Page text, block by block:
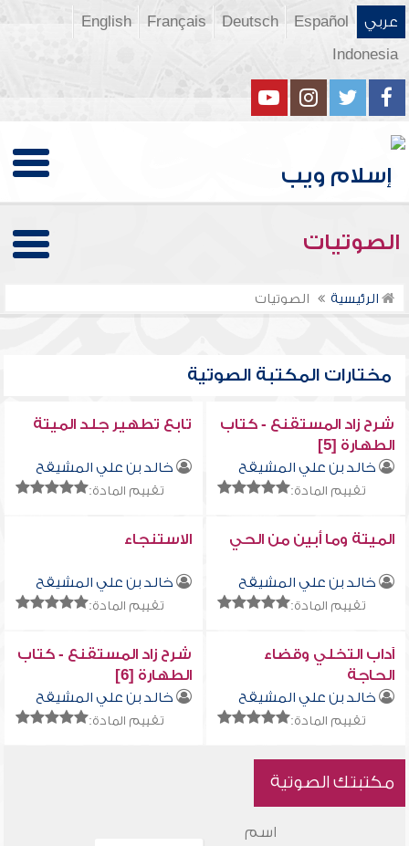
عربي Español
Deutsch
Français
English
Indonesia
الصوتيات
الرئيسية الصوتيات
مختارات المكتبة الصوتية
شرح زاد المستقنع - كتاب
الطهارة [5]
خالد بن علي المشيقح
تقييم المادة:
تابع تطهير جلد الميتة
خالد بن علي المشيقح
تقييم المادة:
الميتة وما أبين من الحي
خالد بن علي المشيقح
تقييم المادة:
الاستنجاء
خالد بن علي المشيقح
تقييم المادة:
آداب التخلي وقضاء
الحاجة
خالد بن علي المشيقح
تقييم المادة:
شرح زاد المستقنع - كتاب
الطهارة [6]
خالد بن علي المشيقح
تقييم المادة:
مكتبتك الصوتية
اسم